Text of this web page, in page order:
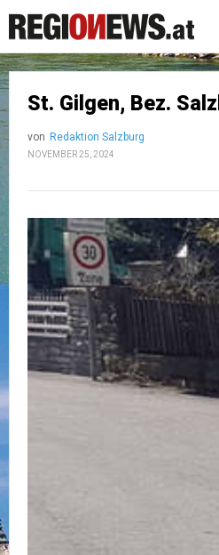
St. Gilgen, Bez.
von Redaktion Salzburg
NOVEMBER 25, 2024